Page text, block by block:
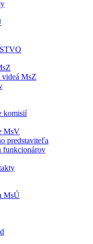
videá MsZ
komisií
MsV
predstaviteľa
funkcionárov
MsÚ